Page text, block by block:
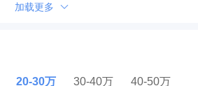
加载更多
20-30万 30-40万 40-50万